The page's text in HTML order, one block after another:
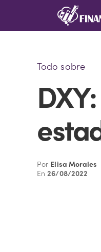
Todo sobre
Por Elisa Morales
En26/08/2022